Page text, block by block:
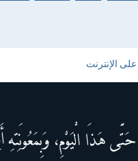
على الإنترنت